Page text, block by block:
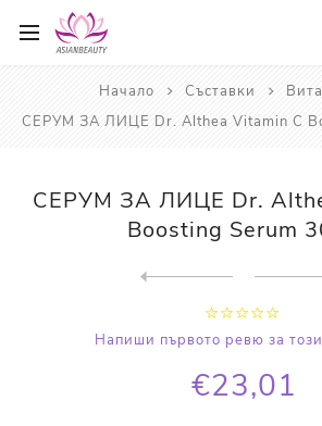
Начало Съставки
СЕРУМ ЗА ЛИЦЕ Dr. Althea Vitamin C
СЕРУМ ЗА ЛИЦЕ Dr.
Boosting Serum
Напиши първото ревю за
€23,01